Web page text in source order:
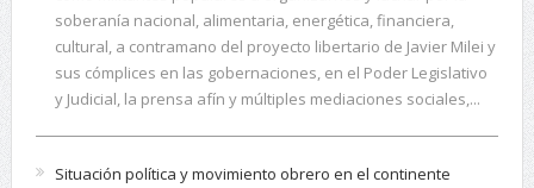
soberanía nacional, alimentaria, energética, financiera,
cultural, a contramano del proyecto libertario de Javier Milei y
sus cómplices en las gobernaciones, en el Poder Legislativo
y Judicial, la prensa afín y múltiples mediaciones sociales,...
Situación política y movimiento obrero en el continente